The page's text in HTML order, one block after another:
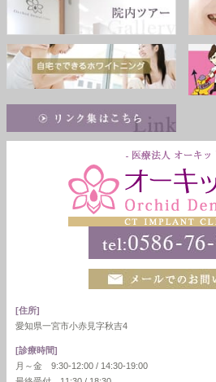
[住所]
愛知県一宮市小赤見字秋吉4
[診療時間]
月～金 9:30-12:00 / 14:30-19:00